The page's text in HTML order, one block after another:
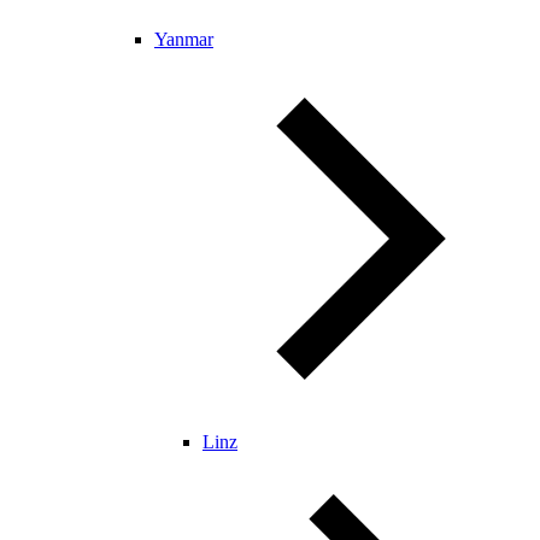
Yanmar
Linz